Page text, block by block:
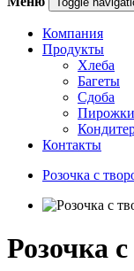
Компания
Продукты
Хлеба
Багеты
Сдоба
Пирожки
Контакты
Розочка с
Розочка